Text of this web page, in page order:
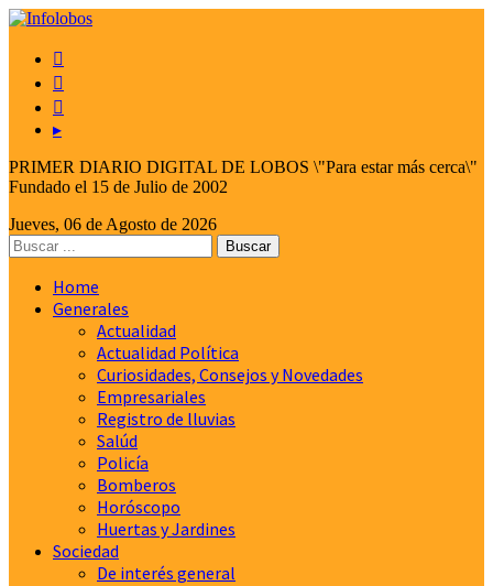



▸
PRIMER DIARIO DIGITAL DE LOBOS \"Para estar más cerca\"
Fundado el 15 de Julio de 2002
Jueves, 06 de Agosto de 2026
Home
Generales
Actualidad
Actualidad Política
Curiosidades, Consejos y Novedades
Empresariales
Registro de lluvias
Salúd
Policía
Bomberos
Horóscopo
Huertas y Jardines
Sociedad
De interés general